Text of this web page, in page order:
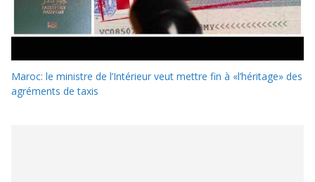
Maroc: le ministre de l’Intérieur veut mettre fin à «l’héritage» des
agréments de taxis